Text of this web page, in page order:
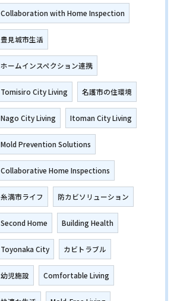
Collaboration with Home Inspection
豊見城市生活
ホームインスペクション連携
Tomisiro City Living 名護市の住環境
Nago City Living Itoman City Living
Mold Prevention Solutions
Collaborative Home Inspections
糸満市ライフ 防カビソリューション
Second Home Building Health
Toyonaka City カビトラブル
幼児施設 Comfortable Living